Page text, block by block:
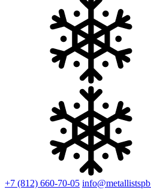
+7 (812) 660-70-05